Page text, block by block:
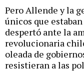
Pero Allende y la
únicos que
despertó ante la
revolucionaria
oleada de
resistieran a las